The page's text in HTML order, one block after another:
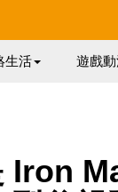
生活 遊戲
Iron